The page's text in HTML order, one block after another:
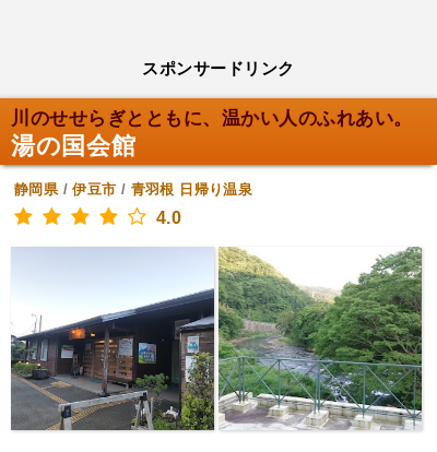
スポンサードリンク
川のせせらぎとともに、温かい人のふれあい。
湯の国会館
静岡県/伊豆市 / 青羽根 日帰り温泉
4.0